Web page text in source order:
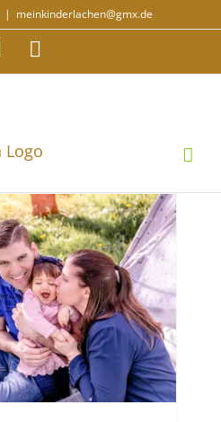
| meinkinderlachen@gmx.de
Facebook